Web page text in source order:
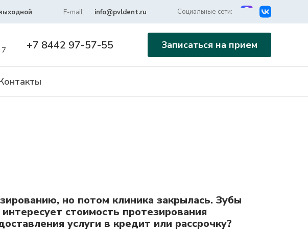
E-mail: info@pvldent.ru Социальные сети:
+7 8442 97-57-55 Записаться на прием
но потом клиника закрылась. Зубы
стоимость протезирования
услуги в кредит или рассрочку?